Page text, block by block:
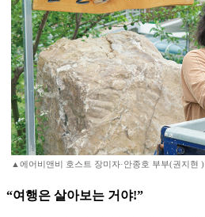
▲에어비앤비 호스트 장미자·안종호 부부(권지현 )
“여행은 살아보는 거야!”